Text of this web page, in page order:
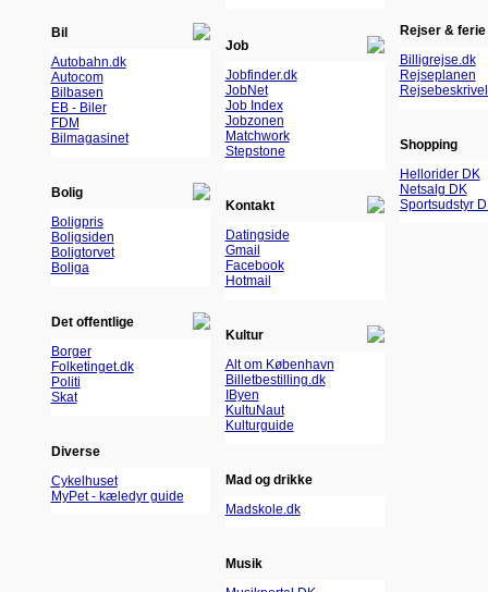
Bil
Autobahn.dk
Autocom
Bilbasen
EB - Biler
FDM
Bilmagasinet
Bolig
Boligpris
Boligsiden
Boligtorvet
Boliga
Det offentlige
Borger
Folketinget.dk
Politi
Skat
Diverse
Cykelhuset
MyPet - kæledyr guide
Job
Jobfinder.dk
JobNet
Job Index
Jobzonen
Matchwork
Stepstone
Kontakt
Datingside
Gmail
Facebook
Hotmail
Kultur
Alt om København
Billetbestilling.dk
IByen
KultuNaut
Kulturguide
Mad og drikke
Madskole.dk
Musik
Rejser & ferie
Billigrejse.dk
Rejseplanen
Shopping
Hellorider DK
Netsalg DK
Sportsudstyr